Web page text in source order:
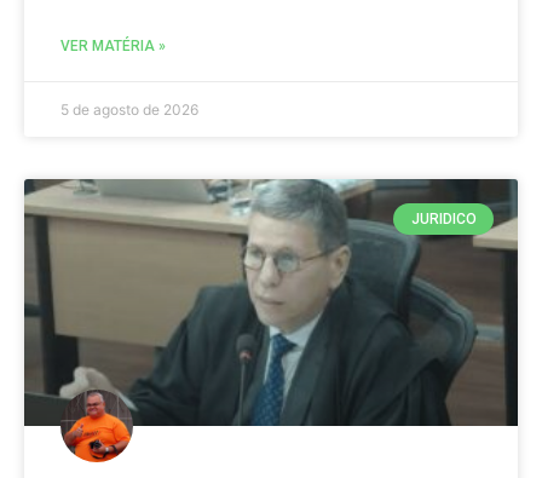
VER MATÉRIA »
5 de agosto de 2026
JURIDICO